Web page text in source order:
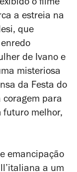
o filme
a estreia na
que
de Ivano e
misteriosa
da Festa do
coragem para
futuro melhor,
emancipação
a um